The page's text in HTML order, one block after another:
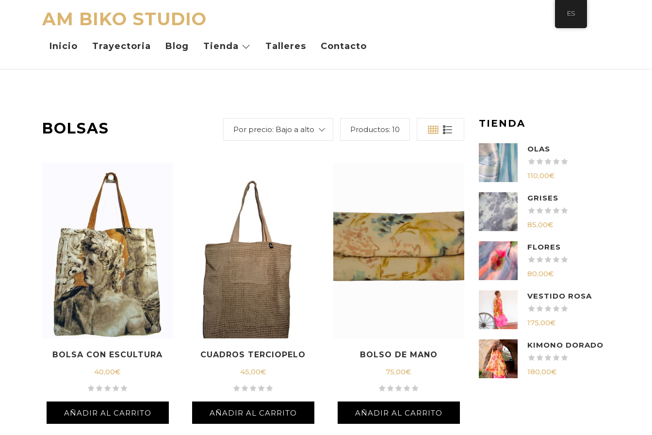
AM BIKO STUDIO
Inicio Trayectoria Blog Tienda Talleres Contacto
BOLSAS Por precio: Bajo a alto Productos: 10
BOLSA CON ESCULTURA
40,00€
AÑADIR AL CARRITO
CUADROS TERCIOPELO
45,00€
AÑADIR AL CARRITO
BOLSO DE MANO
75,00€
AÑADIR AL CARRITO
TIENDA
OLAS
110,00€
GRISES
85,00€
FLORES
80,00€
VESTIDO ROSA
175,00€
KIMONO DORADO
180,00€
ES